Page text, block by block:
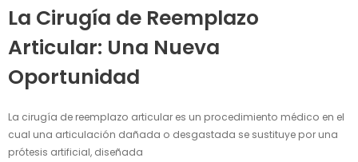
La Cirugía de Reemplazo
Articular: Una Nueva
Oportunidad
La cirugía de reemplazo articular es un procedimiento médico en el
cual una articulación dañada o desgastada se sustituye por una
prótesis artificial, diseñada